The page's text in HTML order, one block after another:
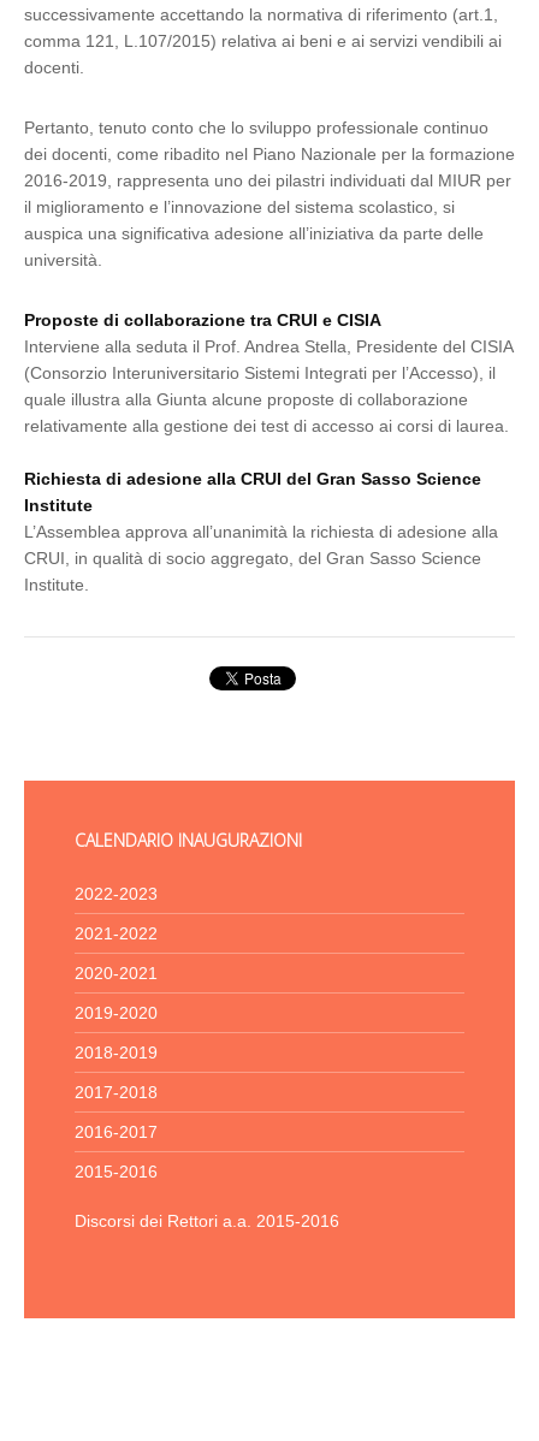
successivamente accettando la normativa di riferimento (art.1,
comma 121, L.107/2015) relativa ai beni e ai servizi vendibili ai
docenti.
Pertanto, tenuto conto che lo sviluppo professionale continuo
dei docenti, come ribadito nel Piano Nazionale per la formazione
2016-2019, rappresenta uno dei pilastri individuati dal MIUR per
il miglioramento e l’innovazione del sistema scolastico, si
auspica una significativa adesione all’iniziativa da parte delle
università.
Proposte di collaborazione tra CRUI e CISIA
Interviene alla seduta il Prof. Andrea Stella, Presidente del CISIA
(Consorzio Interuniversitario Sistemi Integrati per l’Accesso), il
quale illustra alla Giunta alcune proposte di collaborazione
relativamente alla gestione dei test di accesso ai corsi di laurea.
Richiesta di adesione alla CRUI del Gran Sasso Science
Institute
L’Assemblea approva all’unanimità la richiesta di adesione alla
CRUI, in qualità di socio aggregato, del Gran Sasso Science
Institute.
CALENDARIO INAUGURAZIONI
2022-2023
2021-2022
2020-2021
2019-2020
2018-2019
2017-2018
2016-2017
2015-2016
Discorsi dei Rettori a.a. 2015-2016